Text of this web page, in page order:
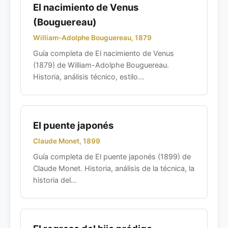
El nacimiento de Venus
(Bouguereau)
William-Adolphe Bouguereau, 1879
Guía completa de El nacimiento de Venus
(1879) de William-Adolphe Bouguereau.
Historia, análisis técnico, estilo...
El puente japonés
Claude Monet, 1899
Guía completa de El puente japonés (1899) de
Claude Monet. Historia, análisis de la técnica, la
historia del...